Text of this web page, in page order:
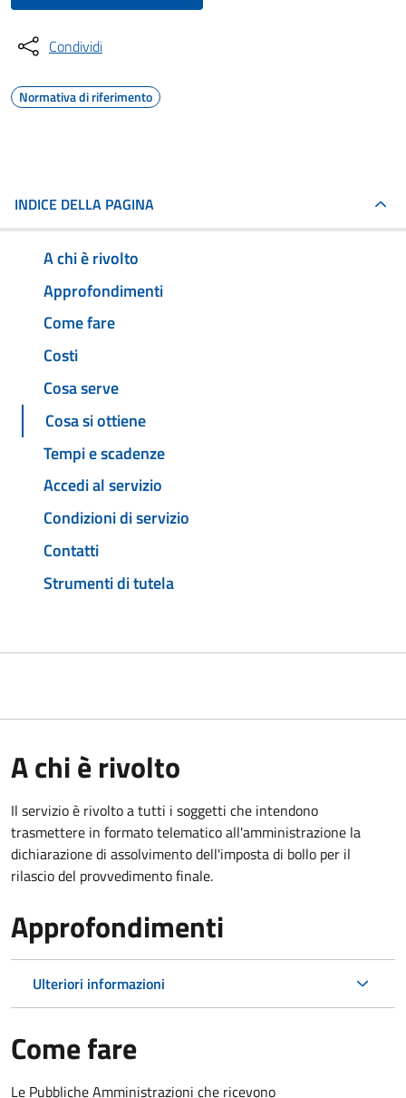
Condividi
Normativa di riferimento
INDICE DELLA PAGINA
A chi è rivolto
Approfondimenti
Come fare
Costi
Cosa serve
Cosa si ottiene
Tempi e scadenze
Accedi al servizio
Condizioni di servizio
Contatti
Strumenti di tutela
A chi è rivolto
Il servizio è rivolto a tutti i soggetti che intendono
trasmettere in formato telematico all'amministrazione la
dichiarazione di assolvimento dell'imposta di bollo per il
rilascio del provvedimento finale.
Approfondimenti
Ulteriori informazioni
Come fare
Le Pubbliche Amministrazioni che ricevono